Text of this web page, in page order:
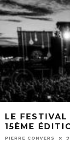
LE FESTIVAL
15ÈME
PIERRE CONVERS